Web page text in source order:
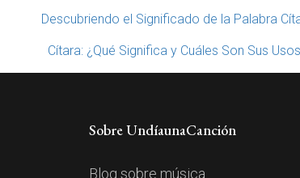
Descubriendo el Significado de la Palabra
Cítara: ¿Qué Significa y Cuáles Son Sus
Sobre UndíaunaCanción
Blog sobre música.